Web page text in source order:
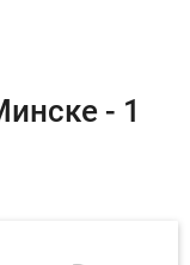
- 1